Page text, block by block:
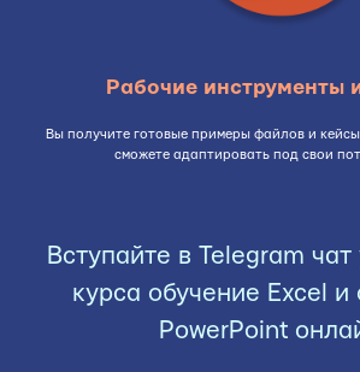
Рабочие инструменты
Вы получите готовые примеры файлов и
сможете адаптировать под свои
Вступайте в Telegram чат
курса обучение Excel и
PowerPoint